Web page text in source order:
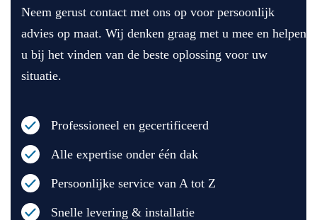
Neem gerust contact met ons op voor persoonlijk
advies op maat. Wij denken graag met u mee en helpen
u bij het vinden van de beste oplossing voor uw
situatie.
Professioneel en gecertificeerd
Alle expertise onder één dak
Persoonlijke service van A tot Z
Snelle levering & installatie